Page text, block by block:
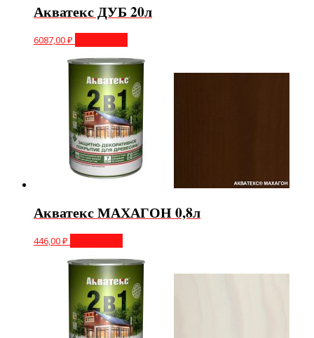
Акватекс ДУБ 20л
6087,00₽
Акватекс МАХАГОН 0,8л
446,00₽